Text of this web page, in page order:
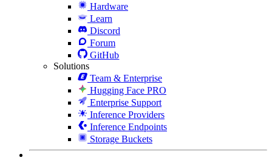
Hardware
Learn
Discord
Forum
GitHub
Solutions
Team & Enterprise
Hugging Face PRO
Enterprise Support
Inference Providers
Inference Endpoints
Storage Buckets